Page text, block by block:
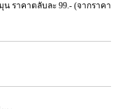
ราคาตลับละ 99.- (จากราคา